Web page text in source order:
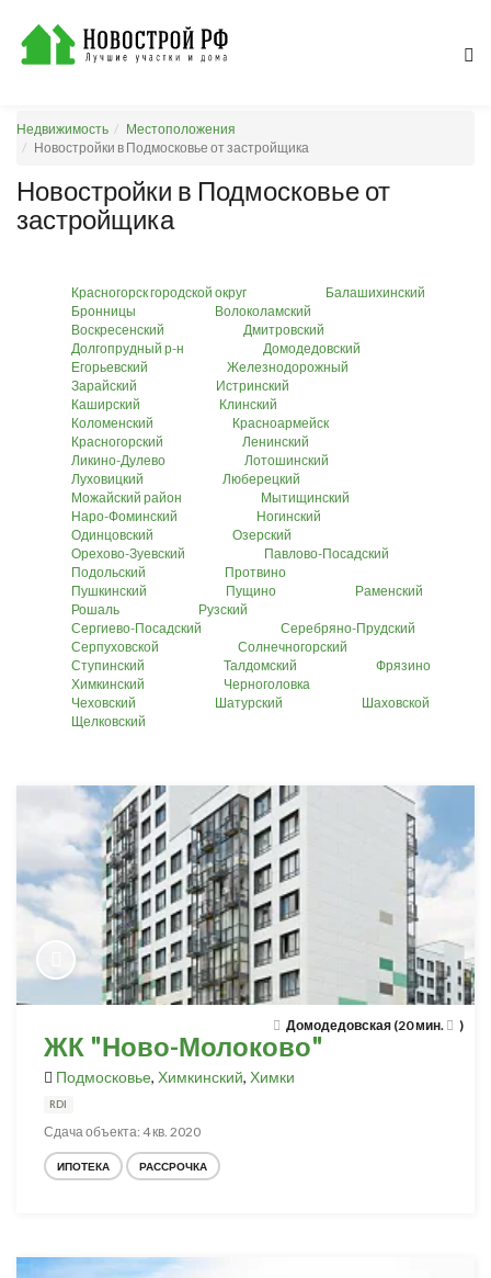
Недвижимость
Местоположения
Новостройки в Подмосковье от застройщика
Новостройки в Подмосковье от
застройщика
Красногорск городской округ
Балашихинский
Бронницы
Волоколамский
Воскресенский
Дмитровский
Долгопрудный р-н
Домодедовский
Егорьевский
Железнодорожный
Зарайский
Истринский
Каширский
Клинский
Коломенский
Красноармейск
Красногорский
Ленинский
Ликино-Дулево
Лотошинский
Луховицкий
Люберецкий
Можайский район
Мытищинский
Наро-Фоминский
Ногинский
Одинцовский
Озерский
Орехово-Зуевский
Павлово-Посадский
Подольский
Протвино
Пушкинский
Пущино
Раменский
Рошаль
Рузский
Сергиево-Посадский
Серебряно-Прудский
Серпуховской
Солнечногорский
Ступинский
Талдомский
Фрязино
Химкинский
Черноголовка
Чеховский
Шатурский
Шаховской
Щелковский
Домодедовская (20 мин. )
ЖК "Ново-Молоково"
Подмосковье, Химкинский, Химки
RDI
Сдача объекта: 4 кв. 2020
ИПОТЕКА РАССРОЧКА